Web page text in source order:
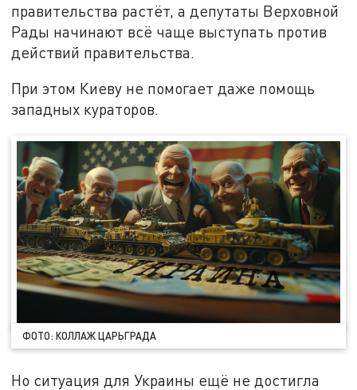
правительства растёт, а депутаты Верховной
Рады начинают всё чаще выступать против
действий правительства.
При этом Киеву не помогает даже помощь
западных кураторов.
ФОТО: КОЛЛАЖ ЦАРЬГРАДА
Но ситуация для Украины ещё не достигла